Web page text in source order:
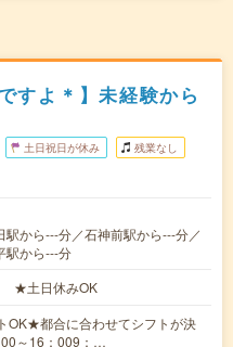
すよ＊】未経験から
土日祝日が休み 残業なし
から---分／石神前駅から---分／
駅から---分
★土日休みOK
OK★都合に合わせてシフトが決
00～16：009：…